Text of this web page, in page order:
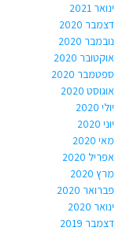
ינואר 2021
דצמבר 2020
נובמבר 2020
אוקטובר 2020
ספטמבר 2020
אוגוסט 2020
יולי 2020
יוני 2020
מאי 2020
אפריל 2020
מרץ 2020
פברואר 2020
ינואר 2020
דצמבר 2019